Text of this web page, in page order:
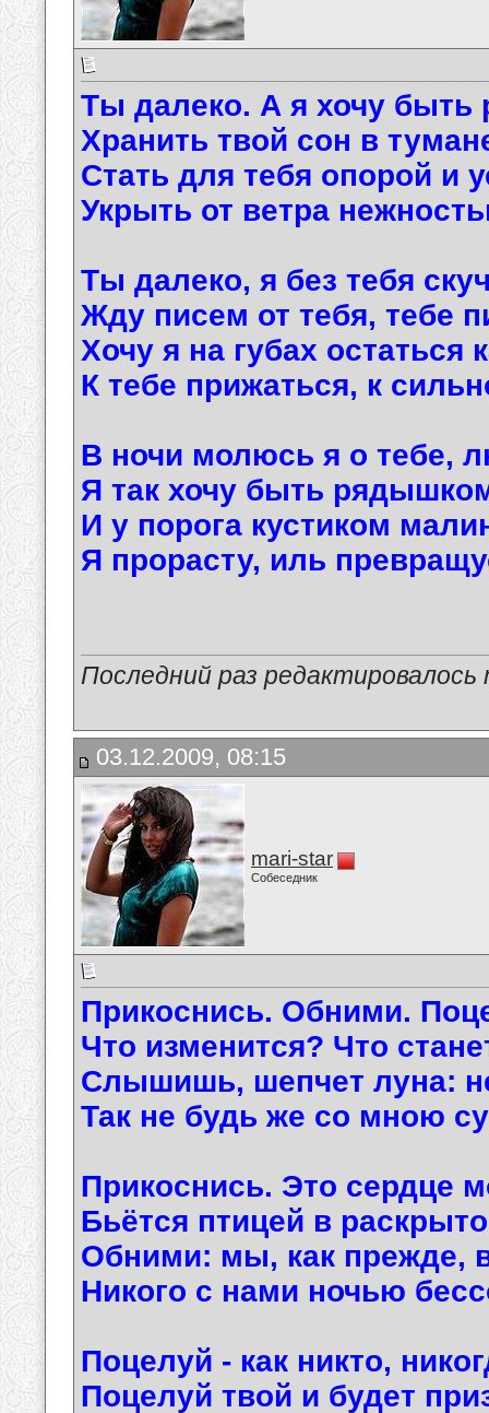
Ты далеко. А я хочу быть
Хранить твой сон в
Стать для тебя опорой и
Укрыть от ветра
Ты далеко, я без тебя
Жду писем от тебя, тебе
Хочу я на губах остаться
К тебе прижаться, к
В ночи молюсь я о тебе,
Я так хочу быть
И у порога кустиком
Я прорасту, иль
Последний раз
03.12.2009, 08:15
mari-star
Собеседник
Прикоснись. Обними.
Что изменится? Что
Слышишь, шепчет луна:
Так не будь же со мною
Прикоснись. Это сердце
Бьётся птицей в
Обними: мы, как прежде,
Никого с нами ночью
Поцелуй - как никто,
Поцелуй твой и будет